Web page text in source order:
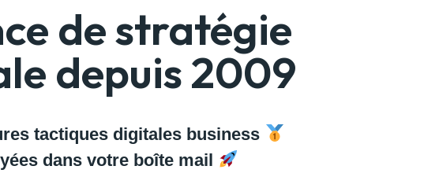
de stratégie
depuis 2009
tactiques digitales business
dans votre boîte mail